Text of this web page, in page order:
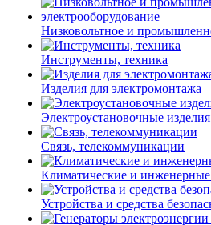
Низковольтное и
Инструменты, техника
Изделия для электромонтажа
Электроустановочные изделия
Связь, телекоммуникации
Климатические и
Устройства и средства